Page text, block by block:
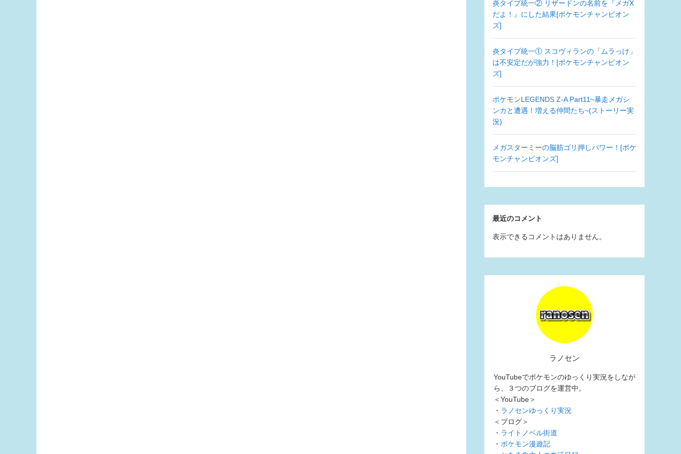
炎タイプ統一② リザードンの名前を『メガX
だよ！』にした結果[ポケモンチャンピオン
ズ]
炎タイプ統一① スコヴィランの「ムラっけ」
は不安定だが強力！[ポケモンチャンピオン
ズ]
ポケモンLEGENDS Z-A Part11~暴走メガシ
ンカと遭遇！増える仲間たち~(ストーリー実
況)
メガスターミーの脳筋ゴリ押しパワー！[ポケ
モンチャンピオンズ]
最近のコメント
表示できるコメントはありません。
ラノセン
YouTubeでポケモンのゆっくり実況をしなが
ら、３つのブログを運営中。
＜YouTube＞
・ ラノセンゆっくり実況
＜ブログ＞
・ ライトノベル街道
・ ポケモン漫遊記